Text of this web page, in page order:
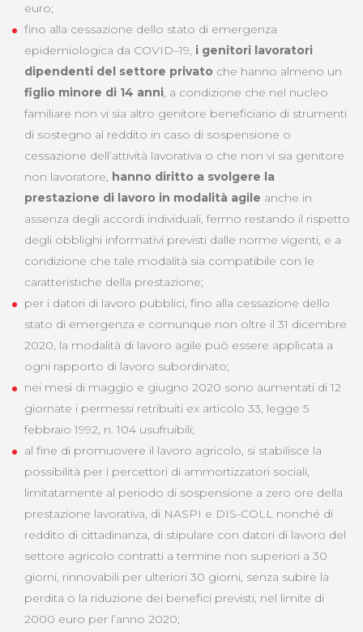
euro;
fino alla cessazione dello stato di emergenza
epidemiologica da COVID–19, i genitori lavoratori
dipendenti del settore privato che hanno almeno un
figlio minore di 14 anni, a condizione che nel nucleo
familiare non vi sia altro genitore beneficiario di strumenti
di sostegno al reddito in caso di sospensione o
cessazione dell’attività lavorativa o che non vi sia genitore
non lavoratore, hanno diritto a svolgere la
prestazione di lavoro in modalità agile anche in
assenza degli accordi individuali, fermo restando il rispetto
degli obblighi informativi previsti dalle norme vigenti, e a
condizione che tale modalità sia compatibile con le
caratteristiche della prestazione;
per i datori di lavoro pubblici, fino alla cessazione dello
stato di emergenza e comunque non oltre il 31 dicembre
2020, la modalità di lavoro agile può essere applicata a
ogni rapporto di lavoro subordinato;
nei mesi di maggio e giugno 2020 sono aumentati di 12
giornate i permessi retribuiti ex articolo 33, legge 5
febbraio 1992, n. 104 usufruibili;
al fine di promuovere il lavoro agricolo, si stabilisce la
possibilità per i percettori di ammortizzatori sociali,
limitatamente al periodo di sospensione a zero ore della
prestazione lavorativa, di NASPI e DIS-COLL nonché di
reddito di cittadinanza, di stipulare con datori di lavoro del
settore agricolo contratti a termine non superiori a 30
giorni, rinnovabili per ulteriori 30 giorni, senza subire la
perdita o la riduzione dei benefici previsti, nel limite di
2000 euro per l’anno 2020;